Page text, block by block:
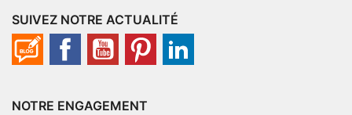
SUIVEZ NOTRE ACTUALITÉ
NOTRE ENGAGEMENT